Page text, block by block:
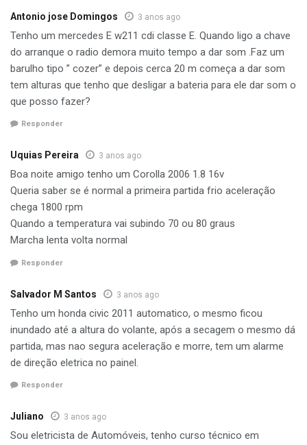
Antonio jose Domingos 3 anos ago
Tenho um mercedes E w211 cdi classe E. Quando ligo a chave
do arranque o radio demora muito tempo a dar som .Faz um
barulho tipo ” cozer” e depois cerca 20 m começa a dar som
tem alturas que tenho que desligar a bateria para ele dar som o
que posso fazer?
Responder
Uquias Pereira 3 anos ago
Boa noite amigo tenho um Corolla 2006 1.8 16v
Queria saber se é normal a primeira partida frio aceleração
chega 1800 rpm
Quando a temperatura vai subindo 70 ou 80 graus
Marcha lenta volta normal
Responder
Salvador M Santos 3 anos ago
Tenho um honda civic 2011 automatico, o mesmo ficou
inundado até a altura do volante, após a secagem o mesmo dá
partida, mas nao segura aceleração e morre, tem um alarme
de direção eletrica no painel.
Responder
Juliano 3 anos ago
Sou eletricista de Automóveis, tenho curso técnico em